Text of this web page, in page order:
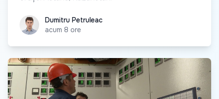
Dumitru Petruleac
Dumitru Petruleac
acum 8 ore